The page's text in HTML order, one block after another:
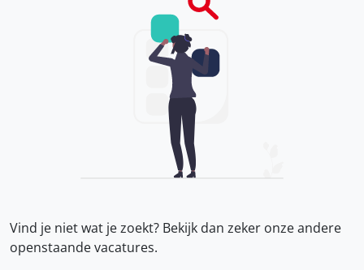
Vind je niet wat je zoekt? Bekijk dan zeker onzeandere
openstaande vacatures.